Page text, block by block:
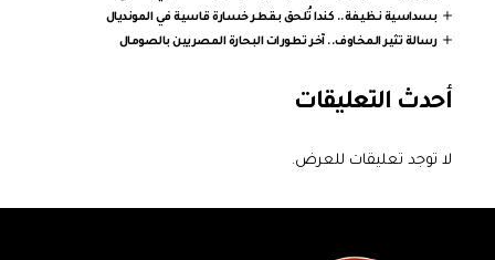
بسداسية نظيفة.. كندا تُلحق بقطر خسارة قاسية في المونديال
رسالة تثير المخاوف.. آخر تطورات البحارة المصريين بالصومال
أحدث التعليقات
لا توجد تعليقات للعرض.